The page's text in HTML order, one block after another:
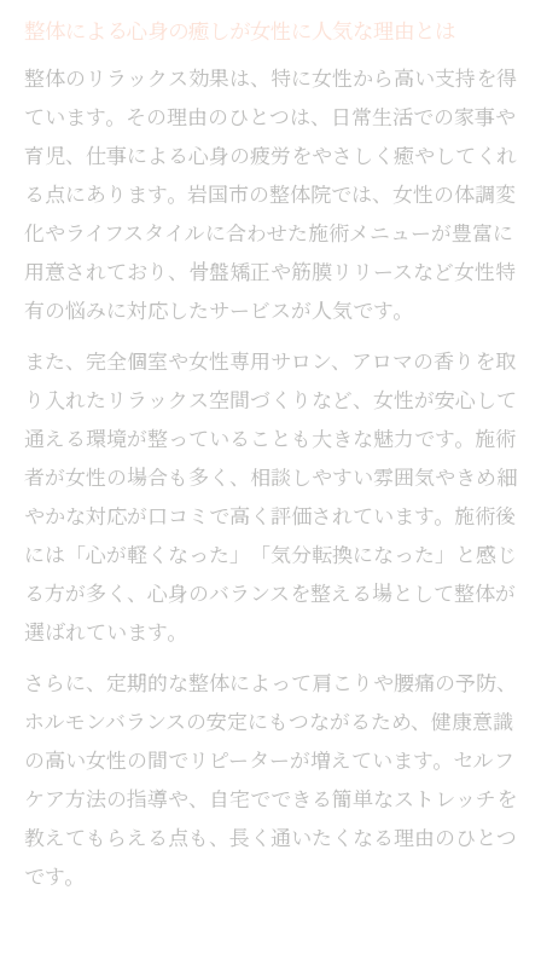
整体による心身の癒しが女性に人気な理由とは
整体のリラックス効果は、特に女性から高い支持を得
ています。その理由のひとつは、日常生活での家事や
育児、仕事による心身の疲労をやさしく癒やしてくれ
る点にあります。岩国市の整体院では、女性の体調変
化やライフスタイルに合わせた施術メニューが豊富に
用意されており、骨盤矯正や筋膜リリースなど女性特
有の悩みに対応したサービスが人気です。
また、完全個室や女性専用サロン、アロマの香りを取
り入れたリラックス空間づくりなど、女性が安心して
通える環境が整っていることも大きな魅力です。施術
者が女性の場合も多く、相談しやすい雰囲気やきめ細
やかな対応が口コミで高く評価されています。施術後
には「心が軽くなった」「気分転換になった」と感じ
る方が多く、心身のバランスを整える場として整体が
選ばれています。
さらに、定期的な整体によって肩こりや腰痛の予防、
ホルモンバランスの安定にもつながるため、健康意識
の高い女性の間でリピーターが増えています。セルフ
ケア方法の指導や、自宅でできる簡単なストレッチを
教えてもらえる点も、長く通いたくなる理由のひとつ
です。